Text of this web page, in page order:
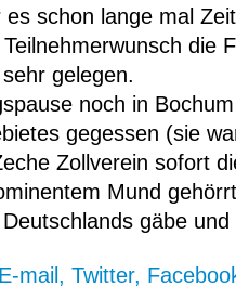
schon lange mal
die
gelegen.
noch in
gegessen (sie
Zollverein sofort
Mund
Deutschlands gäbe
mail, Twitter,